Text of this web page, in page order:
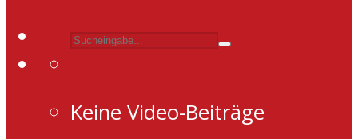
Keine Video-Beiträge